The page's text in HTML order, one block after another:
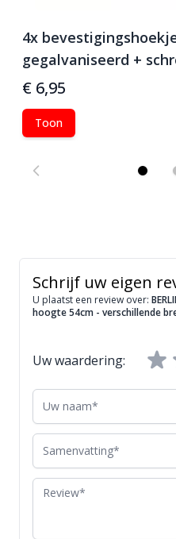
4x
gegalvaniseerd +
€ 6,95
Toon
Schrijf uw eigen
U plaatst een review over:
hoogte 54cm - verschillende
Uw waardering:
Uw naam
Samenvatting
Review